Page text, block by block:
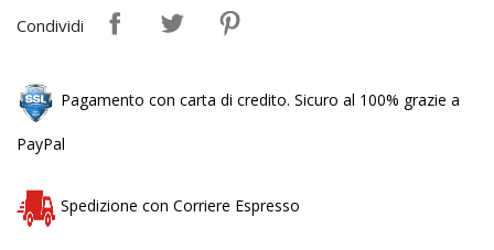
Condividi
Pagamento con carta di credito. Sicuro al 100% grazie a
PayPal
Spedizione con Corriere Espresso